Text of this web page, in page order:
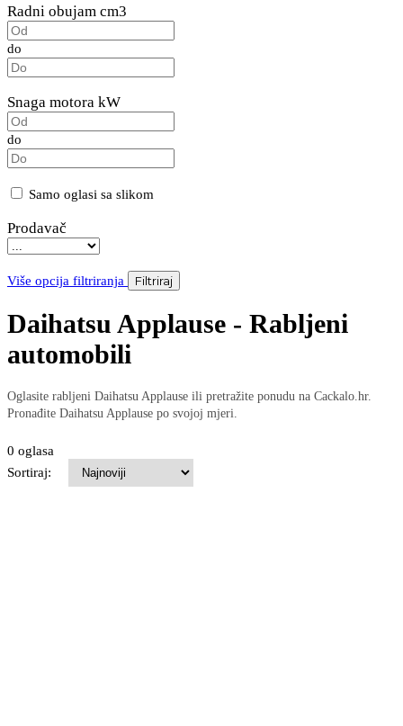
Radni obujam cm3
do
Snaga motora kW
do
Samo oglasi sa slikom
Prodavač
Više opcija filtriranja Filtriraj
Daihatsu Applause - Rabljeni
automobili
Oglasite rabljeni Daihatsu Applause ili pretražite ponudu na Cackalo.hr.
Pronađite Daihatsu Applause po svojoj mjeri.
0 oglasa
Sortiraj: